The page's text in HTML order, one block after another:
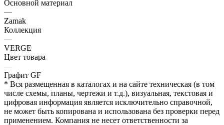
Основной материал
—
Zamak
Коллекция
—
VERGE
Цвет товара
—
Графит GF
* Вся размещенная в каталогах и на сайте техническая (в том
числе схемы, планы, чертежи и т.д.), визуальная, текстовая и
цифровая информация является исключительно справочной,
не может быть копирована и использована без проверки перед
применением. Компания не несет ответственности за